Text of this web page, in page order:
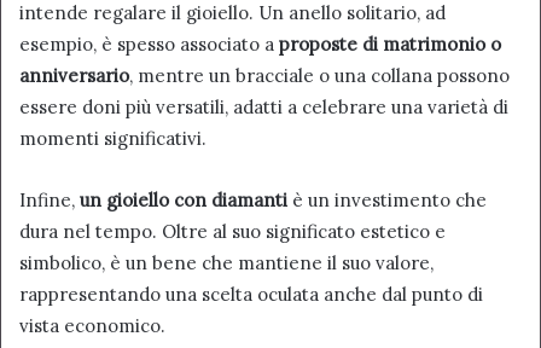
intende regalare il gioiello. Un anello solitario, ad
esempio, è spesso associato a proposte di matrimonio o
anniversario, mentre un bracciale o una collana possono
essere doni più versatili, adatti a celebrare una varietà di
momenti significativi.
Infine, un gioiello con diamanti è un investimento che
dura nel tempo. Oltre al suo significato estetico e
simbolico, è un bene che mantiene il suo valore,
rappresentando una scelta oculata anche dal punto di
vista economico.